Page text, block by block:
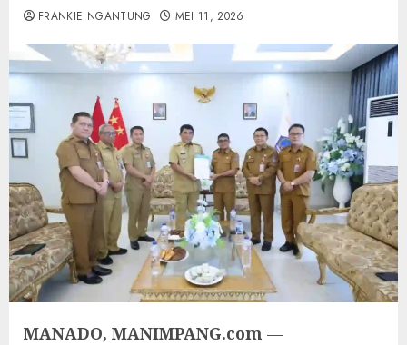
FRANKIE NGANTUNG MEI 11, 2026
MANADO, MANIMPANG.com —